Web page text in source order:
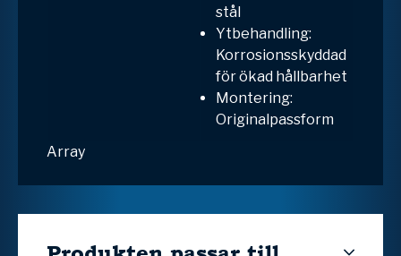
stål
Ytbehandling:
Korrosionsskyddad
för ökad hållbarhet
Montering:
Originalpassform
Array